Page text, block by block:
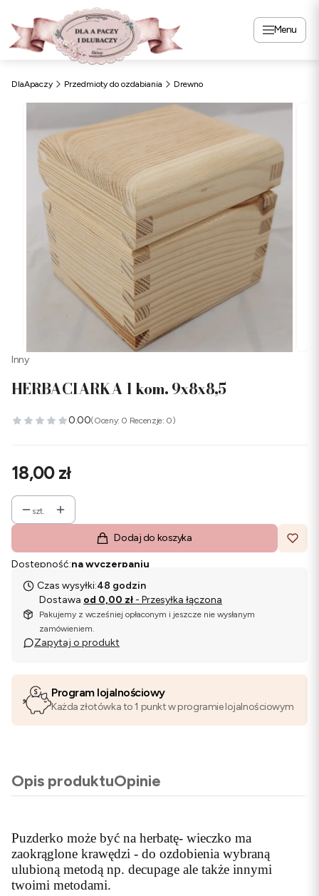
Menu
DlaApaczy Przedmioty do ozdabiania Drewno
Inny
HERBACIARKA 1 kom. 9x8x8,5
0.00(Oceny: 0 Recenzje: 0)
Cena
18,00 zł
szt.
Dodaj do koszyka
Dostępność:na wyczerpaniu
Czas wysyłki:48 godzin
Dostawa od 0,00 zł - Przesyłka łączona
Pakujemy z wcześniej opłaconym i jeszcze nie wysłanym
zamówieniem.
Zapytaj o produkt
Program lojalnościowy
Każda złotówka to 1 punkt w programie lojalnościowym
Opis produktuOpinie
Puzderko może być na herbatę- wieczko ma
zaokrąglone krawędzi - do ozdobienia wybraną
ulubioną metodą np. decupage ale także innymi
twoimi metodami.